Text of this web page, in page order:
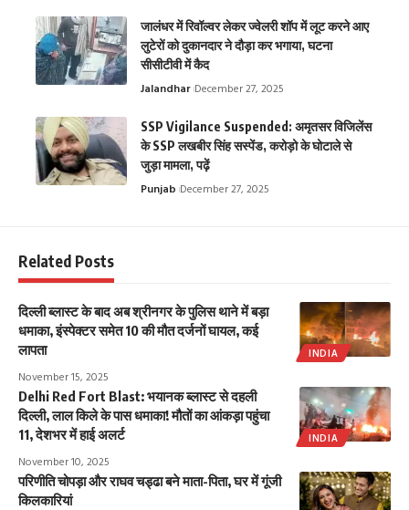
जालंधर में रिवॉल्वर लेकर ज्वेलरी शॉप में लूट करने आए
लुटेरों को दुकानदार ने दौड़ा कर भगाया, घटना
सीसीटीवी में कैद
Jalandhar December 27, 2025
SSP Vigilance Suspended: अमृतसर विजिलेंस
के SSP लखबीर सिंह सस्पेंड, करोड़ो के घोटाले से
जुड़ा मामला, पढ़ें
Punjab December 27, 2025
Related Posts
INDIA
दिल्ली ब्लास्ट के बाद अब श्रीनगर के पुलिस थाने में बड़ा
धमाका, इंस्पेक्टर समेत 10 की मौत दर्जनों घायल, कई
लापता
November 15, 2025
INDIA
Delhi Red Fort Blast: भयानक ब्लास्ट से दहली
दिल्ली, लाल किले के पास धमाका! मौतों का आंकड़ा पहुंचा
11, देशभर में हाई अलर्ट
November 10, 2025
परिणीति चोपड़ा और राघव चड्ढा बने माता-पिता, घर में गूंजी
किलकारियां